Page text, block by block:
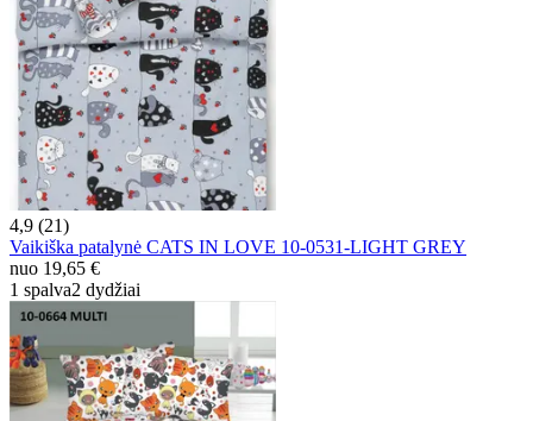
4,9 (21)
Vaikiška patalynė CATS IN LOVE 10-0531-LIGHT GREY
nuo 19,65 €
1 spalva2 dydžiai